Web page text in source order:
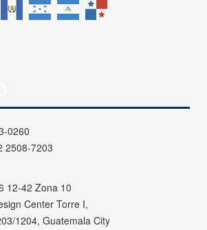
0260
2508-7203
12-42 Zona 10
Center Torre I,
1204, Guatemala City